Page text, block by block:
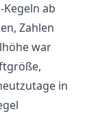
ab
Zahlen
war
in